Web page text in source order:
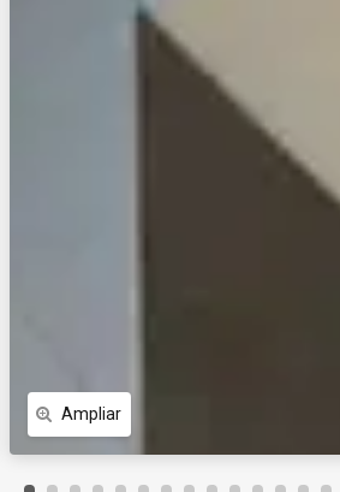
Ampliar